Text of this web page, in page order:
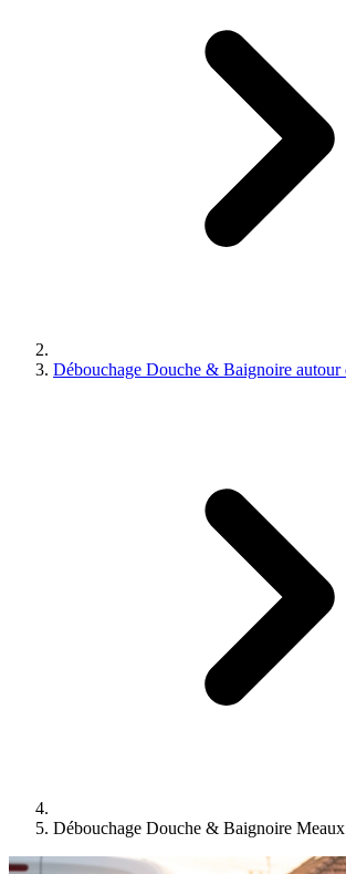
Débouchage Douche & Baignoire autour
Débouchage Douche & Baignoire